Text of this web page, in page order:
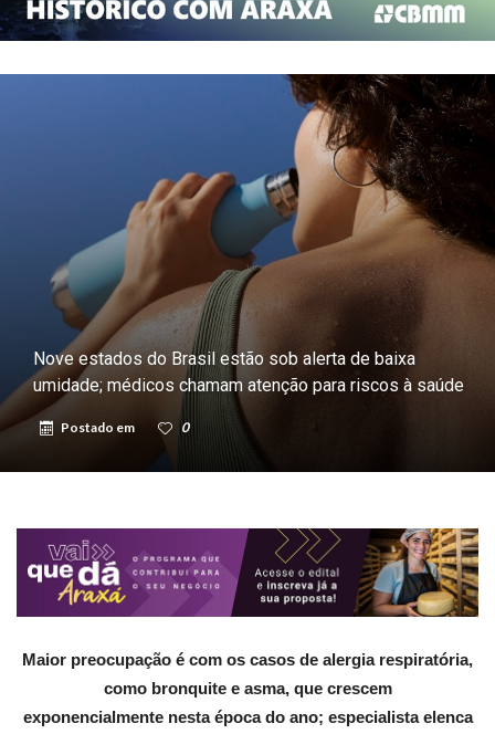
Nove estados do Brasil estão sob alerta de baixa
umidade; médicos chamam atenção para riscos à saúde
Postado em 0
Maior preocupação é com os casos de alergia respiratória,
como bronquite e asma, que crescem
exponencialmente nesta época do ano; especialista elenca